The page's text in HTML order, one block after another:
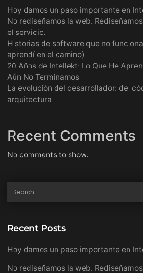
Hoy damos un paso importante en
No rediseñamos la web.
el servicio.
Historias de software que no
aprendí en el camino)
20 Años de Intellekt: Lo Que He
Aún No Terminamos
La evolución del desarrollador: del
arquitectura
Recent Comments
No comments to show.
Recent Posts
Hoy damos un paso importante en
No rediseñamos la web.